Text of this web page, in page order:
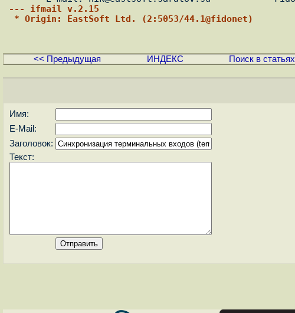
--- ifmail v.2.15
* Origin: EastSoft Ltd. (2:5053/44.1@fidonet)
<< Предыдущая ИНДЕКС Поиск в статьях
Имя:
E-Mail:
Заголовок:
Текст: